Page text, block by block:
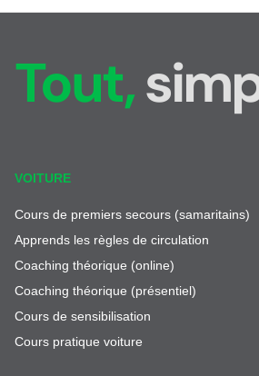
Tout,
VOITURE
Cours de premiers secours (samaritains)
Apprends les règles de circulation
Coaching théorique (online)
Coaching théorique (présentiel)
Cours de sensibilisation
Cours pratique voiture